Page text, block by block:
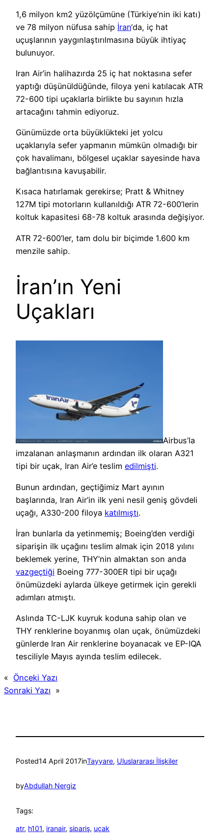
1,6 milyon km2 yüzölçümüne (Türkiye’nin iki katı)
ve 78 milyon nüfusa sahip İran‘da, iç hat
uçuşlarının yaygınlaştırılmasına büyük ihtiyaç
bulunuyor.
Iran Air’in halihazırda 25 iç hat noktasına sefer
yaptığı düşünüldüğünde, filoya yeni katılacak ATR
72-600 tipi uçaklarla birlikte bu sayının hızla
artacağını tahmin ediyoruz.
Günümüzde orta büyüklükteki jet yolcu
uçaklarıyla sefer yapmanın mümkün olmadığı bir
çok havalimanı, bölgesel uçaklar sayesinde hava
bağlantısına kavuşabilir.
Kısaca hatırlamak gerekirse; Pratt & Whitney
127M tipi motorların kullanıldığı ATR 72-600’lerin
koltuk kapasitesi 68-78 koltuk arasında değişiyor.
ATR 72-600’ler, tam dolu bir biçimde 1.600 km
menzile sahip.
İran’ın Yeni
Uçakları
Airbus’la
imzalanan anlaşmanın ardından ilk olaran A321
tipi bir uçak, Iran Air’e teslim edilmişti.
Bunun ardından, geçtiğimiz Mart ayının
başlarında, Iran Air’in ilk yeni nesil geniş gövdeli
uçağı, A330-200 filoya katılmıştı.
İran bunlarla da yetinmemiş; Boeing’den verdiği
siparişin ilk uçağını teslim almak için 2018 yılını
beklemek yerine, THY’nin almaktan son anda
vazgeçtiği Boeing 777-300ER tipi bir uçağı
önümüzdeki aylarda ülkeye getirmek için gerekli
adımları atmıştı.
Aslında TC-LJK kuyruk koduna sahip olan ve
THY renklerine boyanmış olan uçak, önümüzdeki
günlerde Iran Air renklerine boyanacak ve EP-IQA
tesciliyle Mayıs ayında teslim edilecek.
« Önceki Yazı
Sonraki Yazı »
Posted14 April 2017inTayyare, Uluslararası İlişkiler
byAbdullah Nergiz
Tags:
atr, h101, iranair, sipariş, uçak